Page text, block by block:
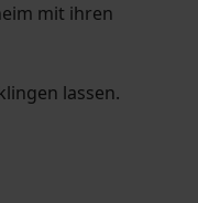
mit ihren
lassen.